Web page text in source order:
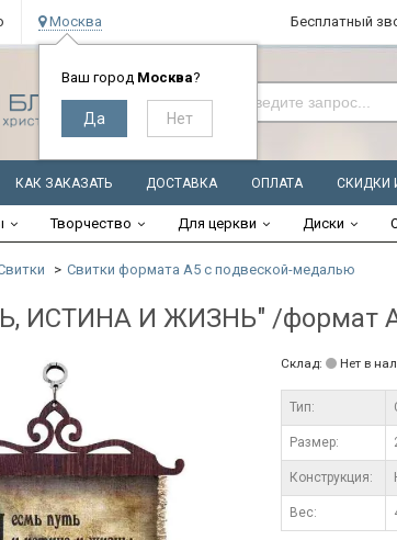
Москва
Ваш город Москва?
Бесплатный
КАК ЗАКАЗАТЬ ДОСТАВКА ОПЛАТА СКИДКИ
Творчество Для церкви Диски
Свитки формата А5 с подвеской-медалью
ИСТИНА И ЖИЗНЬ" /формат
Склад: Нет в
Тип:
Размер:
Конструкция:
Вес: